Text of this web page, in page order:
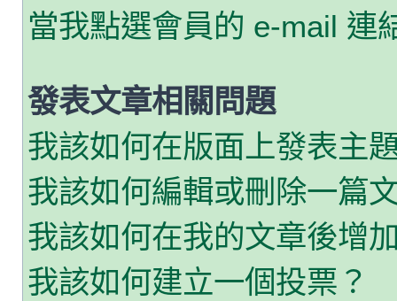
當我點選會員的 e-mail 連
發表文章相關問題
我該如何在版面上發表主
我該如何編輯或刪除一篇
我該如何在我的文章後增
我該如何建立一個投票？